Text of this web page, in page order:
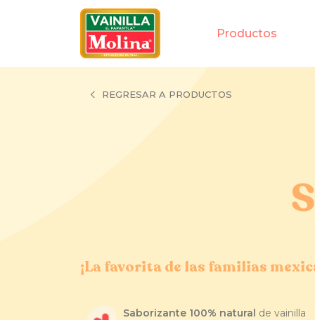
Productos
REGRESAR A PRODUCTOS
¡La favorita de las familias
Saborizante 100% natural de vainilla